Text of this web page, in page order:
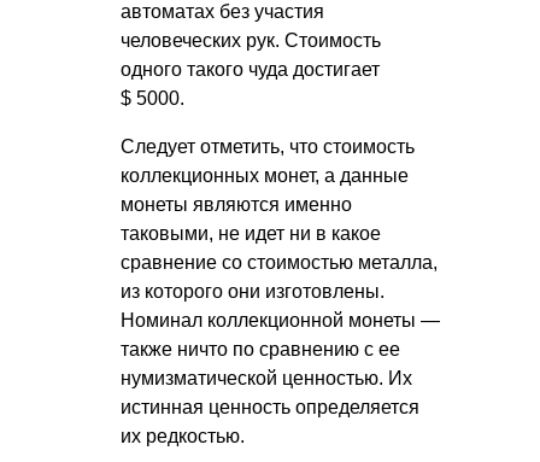
автоматах без участия
человеческих рук. Стоимость
одного такого чуда достигает
$ 5000.
Следует отметить, что стоимость
коллекционных монет, а данные
монеты являются именно
таковыми, не идет ни в какое
сравнение со стоимостью металла,
из которого они изготовлены.
Номинал коллекционной монеты —
также ничто по сравнению с ее
нумизматической ценностью. Их
истинная ценность определяется
их редкостью.